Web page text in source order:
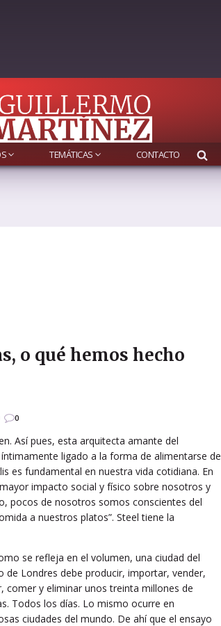
TEMÁTICAS CONTACTO
o qué hemos hecho
0
Así pues, esta arquitecta amante del
ligado a la forma de alimentarse de
es fundamental en nuestra vida cotidiana. En
impacto social y físico sobre nosotros y
pocos de nosotros somos conscientes del
a nuestros platos”. Steel tiene la
se refleja en el volumen, una ciudad del
de Londres debe producir, importar, vender,
comer y eliminar unos treinta millones de
Todos los días. Lo mismo ocurre en
ciudades del mundo. De ahí que el ensayo